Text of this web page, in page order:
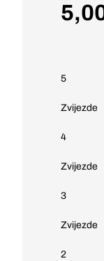
5
Zvijezde
4
Zvijezde
3
Zvijezde
2